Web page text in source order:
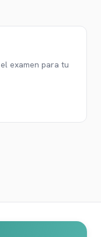
examen para tu